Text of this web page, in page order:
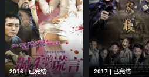
2016 | 已完结 2017 | 已完结